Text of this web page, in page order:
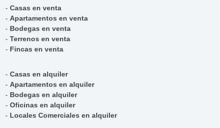
-Casas en venta
-Apartamentos en venta
- Bodegas en venta
-Terrenos en venta
- Fincas en venta
-Casas en alquiler
-Apartamentos en alquiler
- Bodegas en alquiler
-Oficinas en alquiler
- Locales Comerciales en alquiler